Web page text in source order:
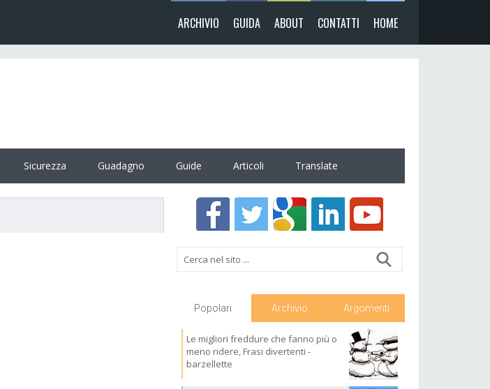
ARCHIVIO GUIDA ABOUT CONTATTI HOME
Sicurezza Guadagno Guide Articoli Translate
Popolari Archivio Argomenti
Le migliori freddure che fanno più o
meno ridere, Frasi divertenti -
barzellette